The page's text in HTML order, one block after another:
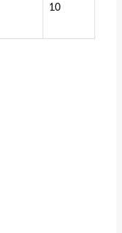
10